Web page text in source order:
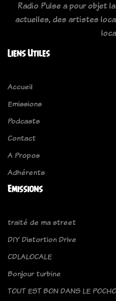
Radio Pulse a pour objet
actuelles, des artistes
Liens Utiles
Accueil
Emissions
Podcasts
Contact
A Propos
Adhérents
Emissions
traité de ma street
DIY Distortion Drive
CDLALOCALE
Bonjour turbine
TOUT EST BON DANS LE